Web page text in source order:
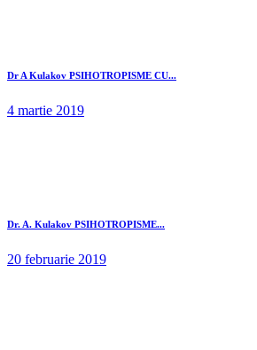
Dr A Kulakov PSIHOTROPISME CU...
4 martie 2019
Dr. A. Kulakov PSIHOTROPISME...
20 februarie 2019